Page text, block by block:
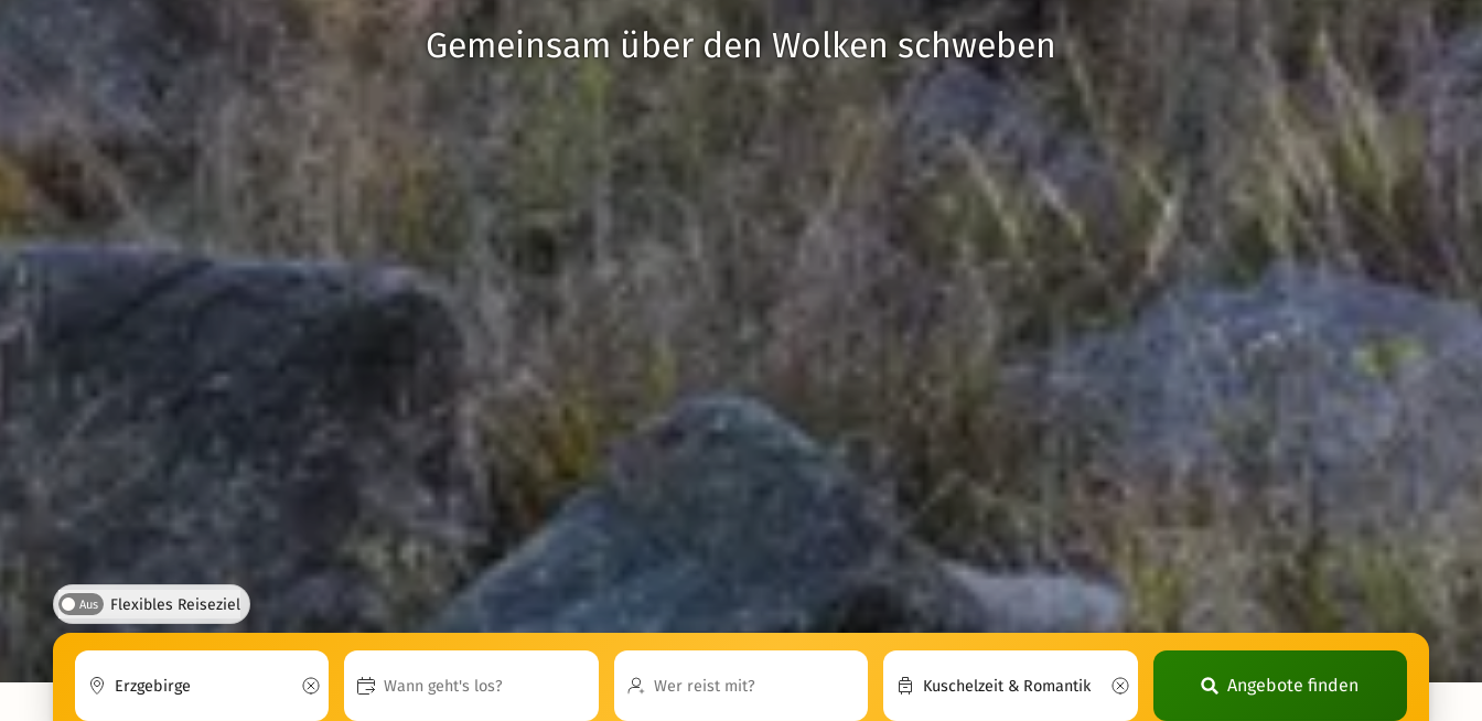
Gemeinsam über den Wolken schweben
Aus Flexibles Reiseziel
Angebote finden